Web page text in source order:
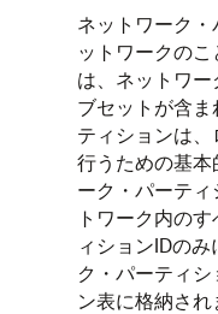
ネットワーク
ットワークの
は、ネットワ
ブセットが含
ティションは
行うための基
ーク・パーテ
トワーク内の
ィションIDの
ク・パーティ
ン表に格納され